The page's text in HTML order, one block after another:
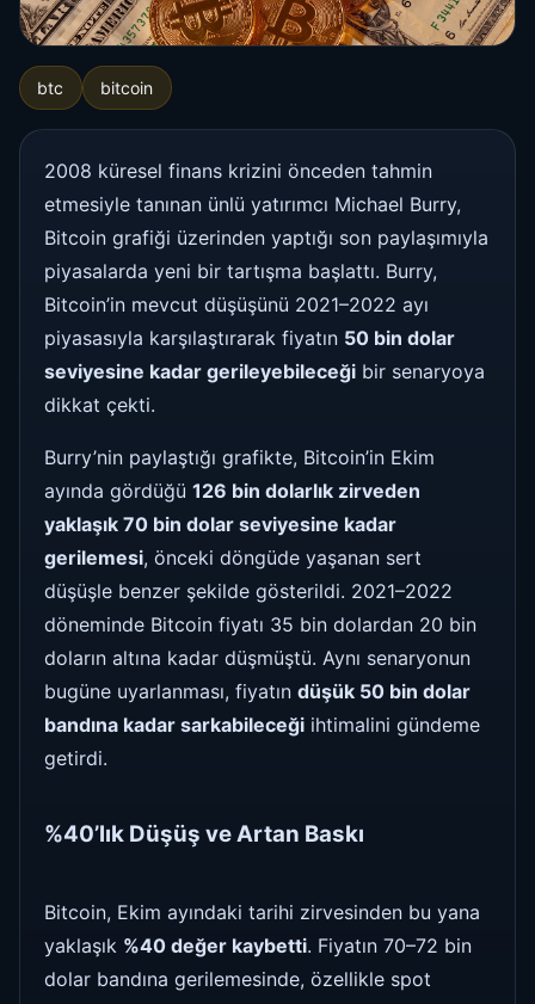
btc bitcoin
2008 küresel finans krizini önceden tahmin
etmesiyle tanınan ünlü yatırımcı Michael Burry,
Bitcoin grafiği üzerinden yaptığı son paylaşımıyla
piyasalarda yeni bir tartışma başlattı. Burry,
Bitcoin’in mevcut düşüşünü 2021–2022 ayı
piyasasıyla karşılaştırarak fiyatın 50 bin dolar
seviyesine kadar gerileyebileceği bir senaryoya
dikkat çekti.
Burry’nin paylaştığı grafikte, Bitcoin’in Ekim
ayında gördüğü 126 bin dolarlık zirveden
yaklaşık 70 bin dolar seviyesine kadar
gerilemesi, önceki döngüde yaşanan sert
düşüşle benzer şekilde gösterildi. 2021–2022
döneminde Bitcoin fiyatı 35 bin dolardan 20 bin
doların altına kadar düşmüştü. Aynı senaryonun
bugüne uyarlanması, fiyatın düşük 50 bin dolar
bandına kadar sarkabileceği ihtimalini gündeme
getirdi.
%40’lık Düşüş ve Artan Baskı
Bitcoin, Ekim ayındaki tarihi zirvesinden bu yana
yaklaşık %40 değer kaybetti. Fiyatın 70–72 bin
dolar bandına gerilemesinde, özellikle spot